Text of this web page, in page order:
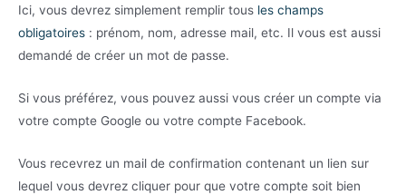
Ici, vous devrez simplement remplir tous les champs
obligatoires : prénom, nom, adresse mail, etc. Il vous est aussi
demandé de créer un mot de passe.
Si vous préférez, vous pouvez aussi vous créer un compte via
votre compte Google ou votre compte Facebook.
Vous recevrez un mail de confirmation contenant un lien sur
lequel vous devrez cliquer pour que votre compte soit bien